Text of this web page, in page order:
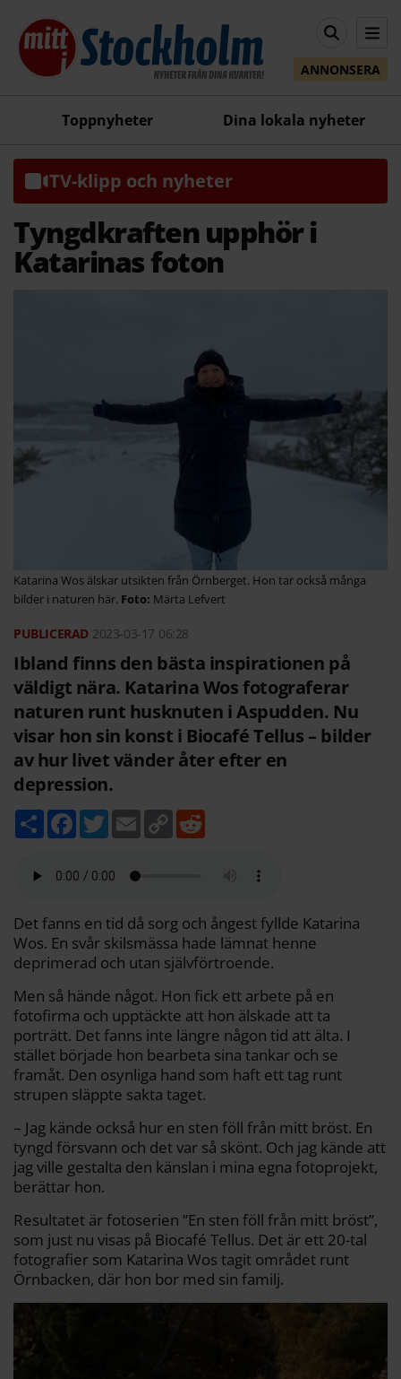
ANNONSERA
Toppnyheter Dina lokala nyheter
TV-klipp och nyheter
Tyngdkraften upphör i
Katarinas foton
Katarina Wos älskar utsikten från Örnberget. Hon tar också många
bilder i naturen här.
Märta Lefvert
2023-03-17 06:28
Ibland finns den bästa inspirationen på
väldigt nära. ­Katarina Wos fotograferar
naturen runt husknuten i Asp­udden. Nu
visar hon sin konst i Biocafé Tellus – bilder
av hur livet vänder åter efter en
depression.
D
e
F
b
k
T
w
t
E
m
C
o
k
Det fanns en tid då sorg och ångest fyllde Katarina
Wos. En svår skilsmässa hade lämnat henne
deprimerad och utan självförtroende.
Men så hände något. Hon fick ett arbete på en
fotofirma och upptäckte att hon älskade att ta
porträtt. Det fanns inte längre någon tid att älta. I
stället började hon bearbeta sina tankar och se
framåt. Den osynliga hand som haft ett tag runt
strupen släppte sakta taget.
– Jag kände också hur en sten föll från mitt bröst. En
tyngd försvann och det var så skönt. Och jag kände att
jag ville gestalta den känslan i mina egna fotoprojekt,
berättar hon.
Resultatet är fotoserien ”En sten föll från mitt bröst”,
som just nu visas på Biocafé Tellus. Det är ett 20-tal
fotografier som Katarina Wos tagit området runt
Örnbacken, där hon bor med sin familj.